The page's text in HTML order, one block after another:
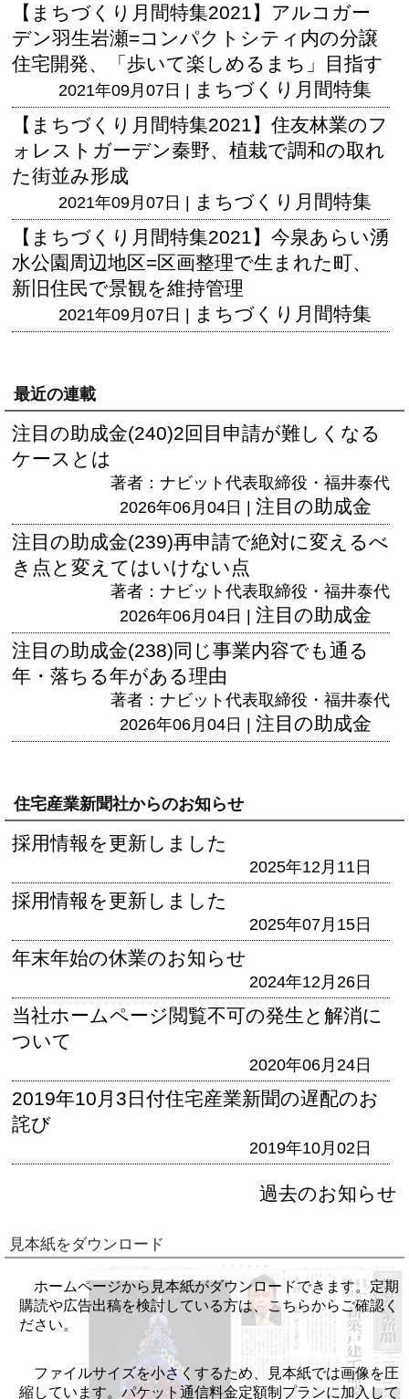
【まちづくり月間特集2021】アルコガー
デン羽生岩瀬=コンパクトシティ内の分譲
住宅開発、「歩いて楽しめるまち」目指す
2021年09月07日 | まちづくり月間特集
【まちづくり月間特集2021】住友林業のフ
ォレストガーデン秦野、植栽で調和の取れ
た街並み形成
2021年09月07日 | まちづくり月間特集
【まちづくり月間特集2021】今泉あらい湧
水公園周辺地区=区画整理で生まれた町、
新旧住民で景観を維持管理
2021年09月07日 | まちづくり月間特集
最近の連載
注目の助成金(240)2回目申請が難しくなる
ケースとは
著者：ナビット代表取締役・福井泰代
2026年06月04日 | 注目の助成金
注目の助成金(239)再申請で絶対に変えるべ
き点と変えてはいけない点
著者：ナビット代表取締役・福井泰代
2026年06月04日 | 注目の助成金
注目の助成金(238)同じ事業内容でも通る
年・落ちる年がある理由
著者：ナビット代表取締役・福井泰代
2026年06月04日 | 注目の助成金
住宅産業新聞社からのお知らせ
採用情報を更新しました
2025年12月11日
採用情報を更新しました
2025年07月15日
年末年始の休業のお知らせ
2024年12月26日
当社ホームページ閲覧不可の発生と解消に
ついて
2020年06月24日
2019年10月3日付住宅産業新聞の遅配のお
詫び
2019年10月02日
過去のお知らせ
見本紙をダウンロード
ホームページから見本紙がダウンロードできます。定期
購読や広告出稿を検討している方は、こちらからご確認く
ださい。
ファイルサイズを小さくするため、見本紙では画像を圧
縮しています。パケット通信料金定額制プランに加入して